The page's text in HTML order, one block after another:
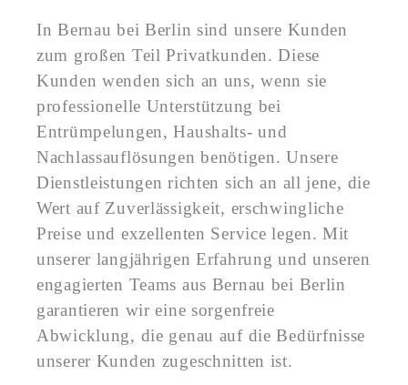
In Bernau bei Berlin sind unsere Kunden
zum großen Teil Privatkunden. Diese
Kunden wenden sich an uns, wenn sie
professionelle Unterstützung bei
Entrümpelungen, Haushalts- und
Nachlassauflösungen benötigen. Unsere
Dienstleistungen richten sich an all jene, die
Wert auf Zuverlässigkeit, erschwingliche
Preise und exzellenten Service legen. Mit
unserer langjährigen Erfahrung und unseren
engagierten Teams aus Bernau bei Berlin
garantieren wir eine sorgenfreie
Abwicklung, die genau auf die Bedürfnisse
unserer Kunden zugeschnitten ist.